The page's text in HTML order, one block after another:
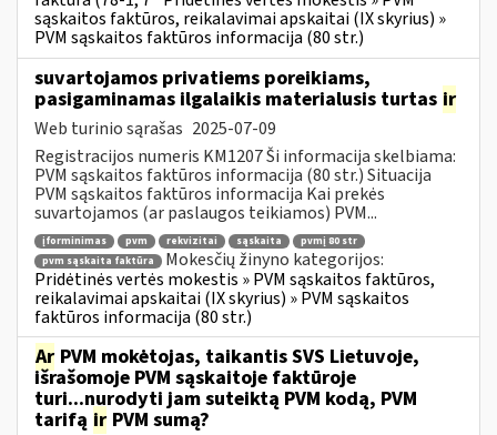
sąskaitos faktūros, reikalavimai apskaitai (IX skyrius) »
PVM sąskaitos faktūros informacija (80 str.)
suvartojamos privatiems poreikiams,
pasigaminamas ilgalaikis materialusis turtas ir
Web turinio sąrašas 2025-07-09
Registracijos numeris KM1207 Ši informacija skelbiama:
PVM sąskaitos faktūros informacija (80 str.) Situacija
PVM sąskaitos faktūros informacija Kai prekės
suvartojamos (ar paslaugos teikiamos) PVM...
įforminimas pvm rekvizitai sąskaita
pvmį 80 str
pvm sąskaita faktūra
Mokesčių žinyno kategorijos:
Pridėtinės vertės mokestis » PVM sąskaitos faktūros,
reikalavimai apskaitai (IX skyrius) » PVM sąskaitos
faktūros informacija (80 str.)
Ar PVM mokėtojas, taikantis SVS Lietuvoje,
išrašomoje PVM sąskaitoje faktūroje
turi...nurodyti jam suteiktą PVM kodą, PVM
tarifą ir PVM sumą?